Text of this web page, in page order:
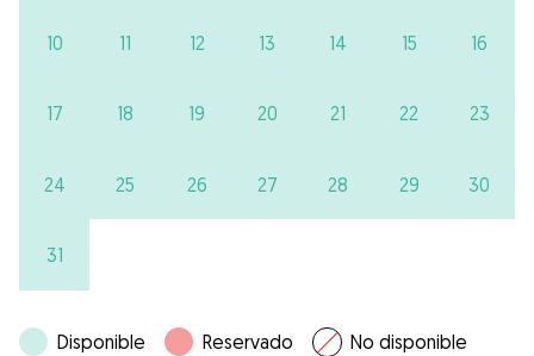
10 11 12 13 14 15 16
17 18 19 20 21 22 23
24 25 26 27 28 29 30
31
Disponible Reservado No disponible